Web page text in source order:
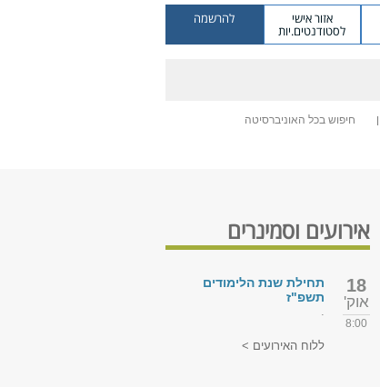
אזור אישי
לסטודנטים.יות
להרשמה
חיפוש בכל האוניברסיטה
אירועים וסמינרים
18
אוק'
8:00
תחילת שנת הלימודים
תשפ"ז
.
ללוח האירועים >